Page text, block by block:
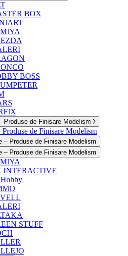
BOX
BOSS
Produse de Finisare Modelism
Produse de Finisare Modelism
– Produse de Finisare Modelism
– Produse de Finisare Modelism
INTERACTIVE
STUFF